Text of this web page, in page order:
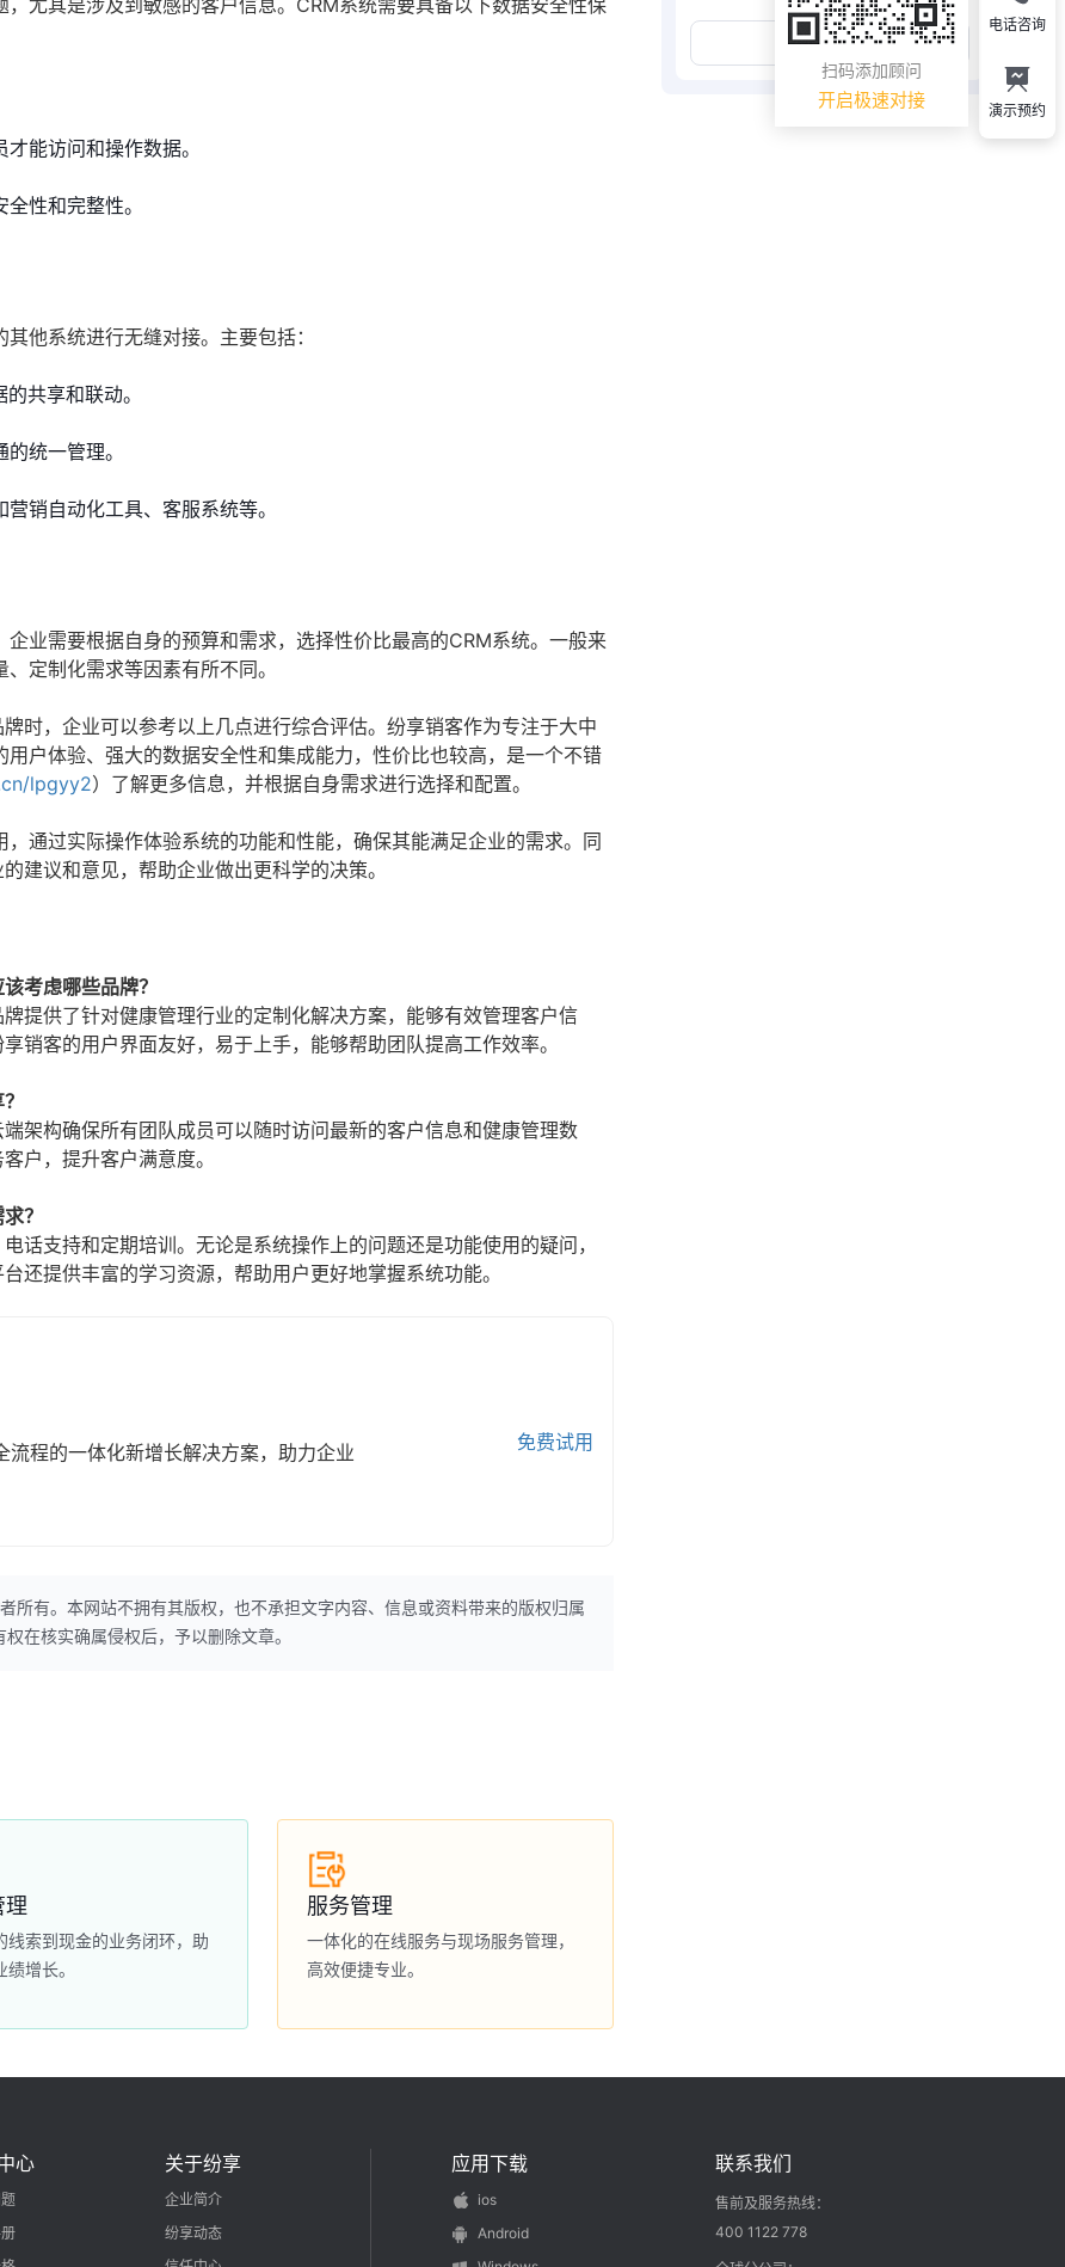
尤其是涉及到敏感的客户信息。CRM系统需要具备以下数据安全性保
能访问和操作数据。
性和完整性。
他系统进行无缝对接。主要包括：
共享和联动。
统一管理。
销自动化工具、客服系统等。
业需要根据自身的预算和需求，选择性价比最高的CRM系统。一般来
定制化需求等因素有所不同。
时，企业可以参考以上几点进行综合评估。纷享销客作为专注于大中
户体验、强大的数据安全性和集成能力，性价比也较高，是一个不错
lpgyy2）了解更多信息，并根据自身需求进行选择和配置。
通过实际操作体验系统的功能和性能，确保其能满足企业的需求。同
建议和意见，帮助企业做出更科学的决策。
考虑哪些品牌？
提供了针对健康管理行业的定制化解决方案，能够有效管理客户信
销客的用户界面友好，易于上手，能够帮助团队提高工作效率。
架构确保所有团队成员可以随时访问最新的客户信息和健康管理数
户，提升客户满意度。
？
话支持和定期培训。无论是系统操作上的问题还是功能使用的疑问，
还提供丰富的学习资源，帮助用户更好地掌握系统功能。
流程的一体化新增长解决方案，助力企业
免费试用
所有。本网站不拥有其版权，也不承担文字内容、信息或资料带来的版权归属
在核实确属侵权后，予以删除文章。
理
线索到现金的业务闭环，助
绩增长。
服务管理
一体化的在线服务与现场服务管理，
高效便捷专业。
展开更多
扫码添加顾问
开启极速对接
电话咨询
演示预约
心 关于纷享
企业简介
纷享动态
应用下载
ios
Android
联系我们
售前及服务热线：
400 1122 778